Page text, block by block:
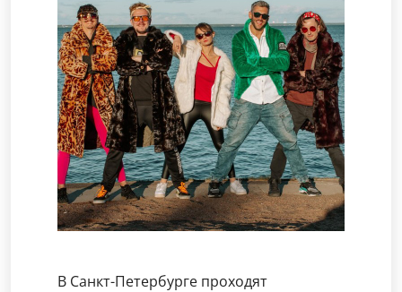
В Санкт-Петербурге проходят